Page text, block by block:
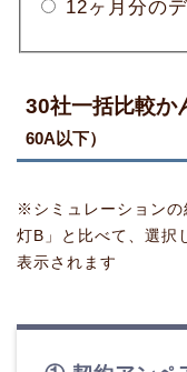
12ヶ月分の
30社一括比較か
60A以下）
※シミュレーションの
灯B」と比べて、選択
表示されます